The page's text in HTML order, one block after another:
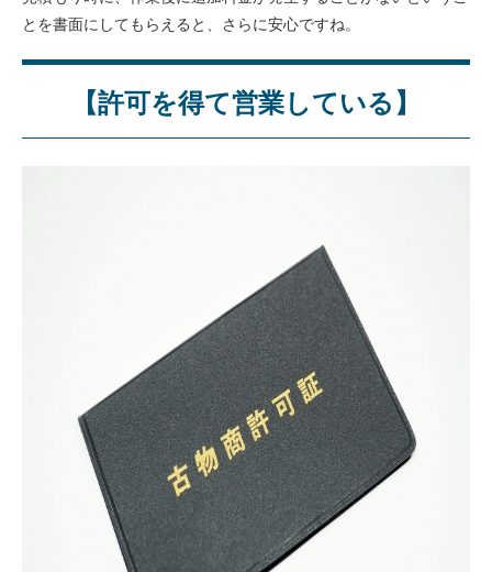
とを書面にしてもらえると、さらに安心ですね。
【許可を得て営業している】